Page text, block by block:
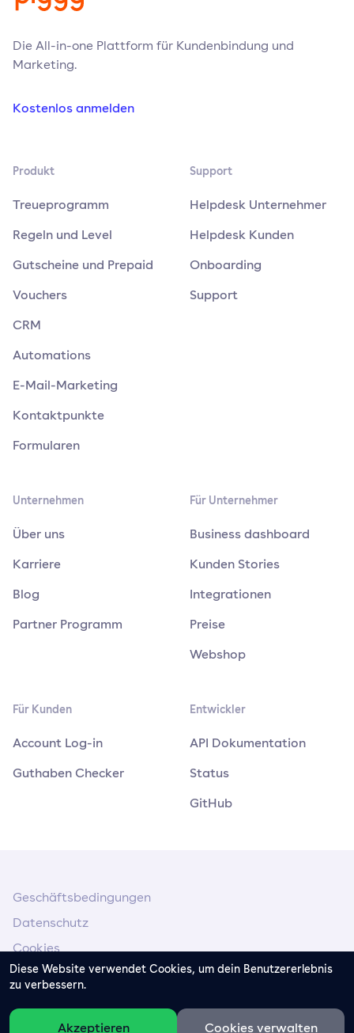
Diese Website verwendet Cookies, um dein Benutzererlebnis
zu verbessern.
Akzeptieren Cookies verwalten
Die All-in-one Plattform für Kundenbindung und
Marketing.
Kostenlos anmelden
Produkt
Treueprogramm
Regeln und Level
Gutscheine und Prepaid
Vouchers
CRM
Automations
E-Mail-Marketing
Kontaktpunkte
Formularen
Support
Helpdesk Unternehmer
Helpdesk Kunden
Onboarding
Support
Unternehmen
Über uns
Karriere
Blog
Partner Programm
Für Unternehmer
Business dashboard
Kunden Stories
Integrationen
Preise
Webshop
Für Kunden
Account Log-in
Guthaben Checker
Entwickler
API Dokumentation
Status
GitHub
Geschäftsbedingungen
Datenschutz
Cookies
Impressum